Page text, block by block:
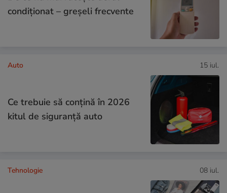
condiționat – greșeli frecvente
Auto 15 iul.
Ce trebuie să conţină în 2026
kitul de siguranţă auto
Tehnologie 08 iul.